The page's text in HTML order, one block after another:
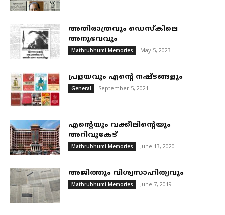
അതിരാത്രവും ഡെസ്കിലെ
അനുഭവവും
Mathrubhumi Memories May 5, 2023
പ്രളയവും എന്റെ നഷ്ടങ്ങളും
General September 5, 2021
എന്റെയും വക്കീലിന്റെയും
അറിവുകേട്
Mathrubhumi Memories June 13, 2020
അജിത്തും വിശ്വസാഹിത്യവും
Mathrubhumi Memories June 7, 2019